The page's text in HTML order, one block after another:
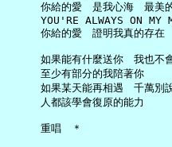
你給的愛　是我心海　最美
YOU'RE ALWAYS ON MY
     你給的愛　證明我真的存在
如果能有什麼送你　我也不
     至少有部分的我陪著你
如果某天能再相遇　千萬別
     人都該學會復原的能力
     重唱　＊